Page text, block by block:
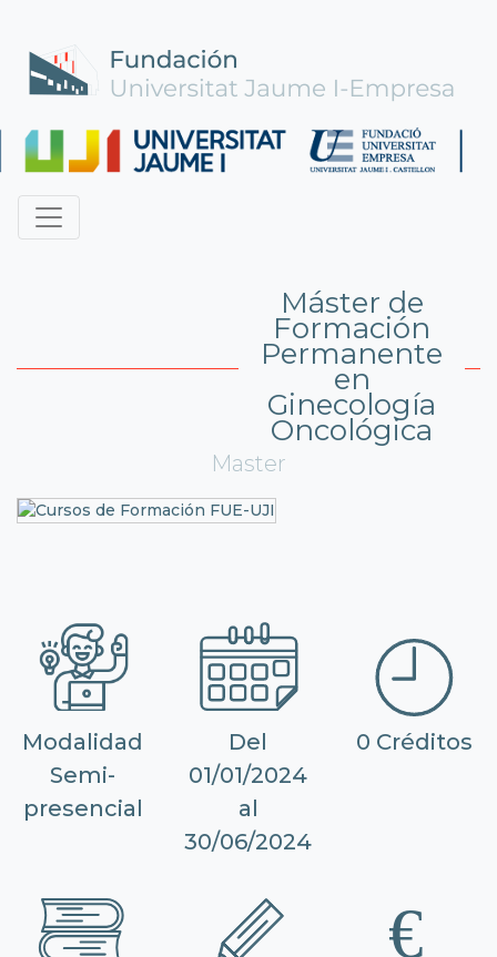
Máster de
Formación
Permanente
en
Ginecología
Oncológica
Master
Modalidad
Semi-
presencial
Del
01/01/2024
al
30/06/2024
0 Créditos